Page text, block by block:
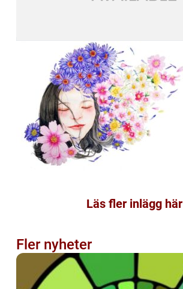
Läs fler inlägg här
Fler nyheter